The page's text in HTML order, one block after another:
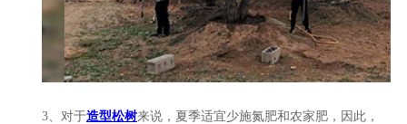
3、对于造型松树来说，夏季适宜少施氮肥和农家肥，因此，